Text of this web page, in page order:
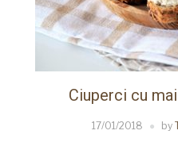
Ciuperci cu
17/01/2018 by